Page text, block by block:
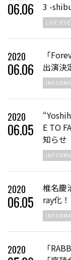
06.06
3 -
LIVE/
2020
06.06
「
出演決
2020
06.05
E TO
知らせ
2020
06.05
椎名慶
ray化
2020
「